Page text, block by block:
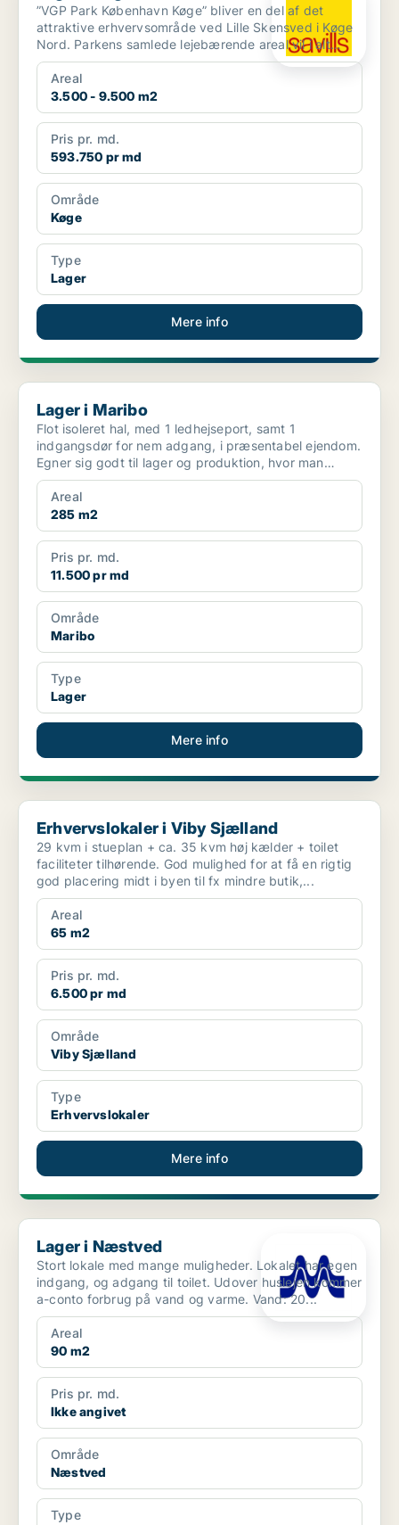
”VGP Park København Køge” bliver en del af det
attraktive erhvervsområde ved Lille Skensved i Køge
Nord. Parkens samlede lejebærende areal vil i alt
udgøre c...
Areal
3.500 - 9.500 m2
Pris pr. md.
593.750 pr md
Område
Køge
Type
Lager
Mere info
Lager i Maribo
Lager i Maribo
Flot isoleret hal, med 1 ledhejseport, samt 1
indgangsdør for nem adgang, i præsentabel ejendom.
Egner sig godt til lager og produktion, hvor man
samtidig...
Areal
285 m2
Pris pr. md.
11.500 pr md
Område
Maribo
Type
Lager
Mere info
Erhvervslokaler i Viby Sjælland
Erhvervslokaler i Viby Sjælland
29 kvm i stueplan + ca. 35 kvm høj kælder + toilet
faciliteter tilhørende. God mulighed for at få en rigtig
god placering midt i byen til fx mindre butik,...
Areal
65 m2
Pris pr. md.
6.500 pr md
Område
Viby Sjælland
Type
Erhvervslokaler
Mere info
Lager i Næstved
Lager i Næstved
Stort lokale med mange muligheder. Lokalet har egen
indgang, og adgang til toilet. Udover huslejen kommer
a-conto forbrug på vand og varme. Vand: 20...
Areal
90 m2
Pris pr. md.
Ikke angivet
Område
Næstved
Type